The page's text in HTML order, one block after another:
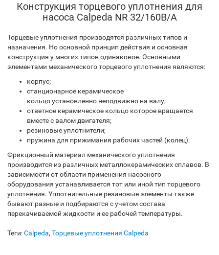
Конструкция торцевого уплотнения для
насоса Calpeda NR 32/160B/A
Торцевые уплотнения производятся различных типов и
назначения. Но основной принцип действия и основная
конструкция у многих типов одинаковое. Основными
элементами механического торцевого уплотнения являются:
корпус;
станционарное керамическое
кольцо установленно неподвижно на валу;
ответное керамическое кольцо которое вращается
вместе с валом двигателя;
резиновые уплотнители;
пружина для прижимания рабочих частей (колец).
Фрикционный материал механического уплотнения
производится из различных металлокерамических сплавов. В
зависимости от области применения насосного
оборудования устанавливается тот или иной тип торцевого
уплотнения. Уплотнительные резиновые элементы также
бывают разные и подбираются с учетом состава
перекачиваемой жидкости и ее рабочей температуры.
Теги:Calpeda, Торцевые уплотнения Calpeda